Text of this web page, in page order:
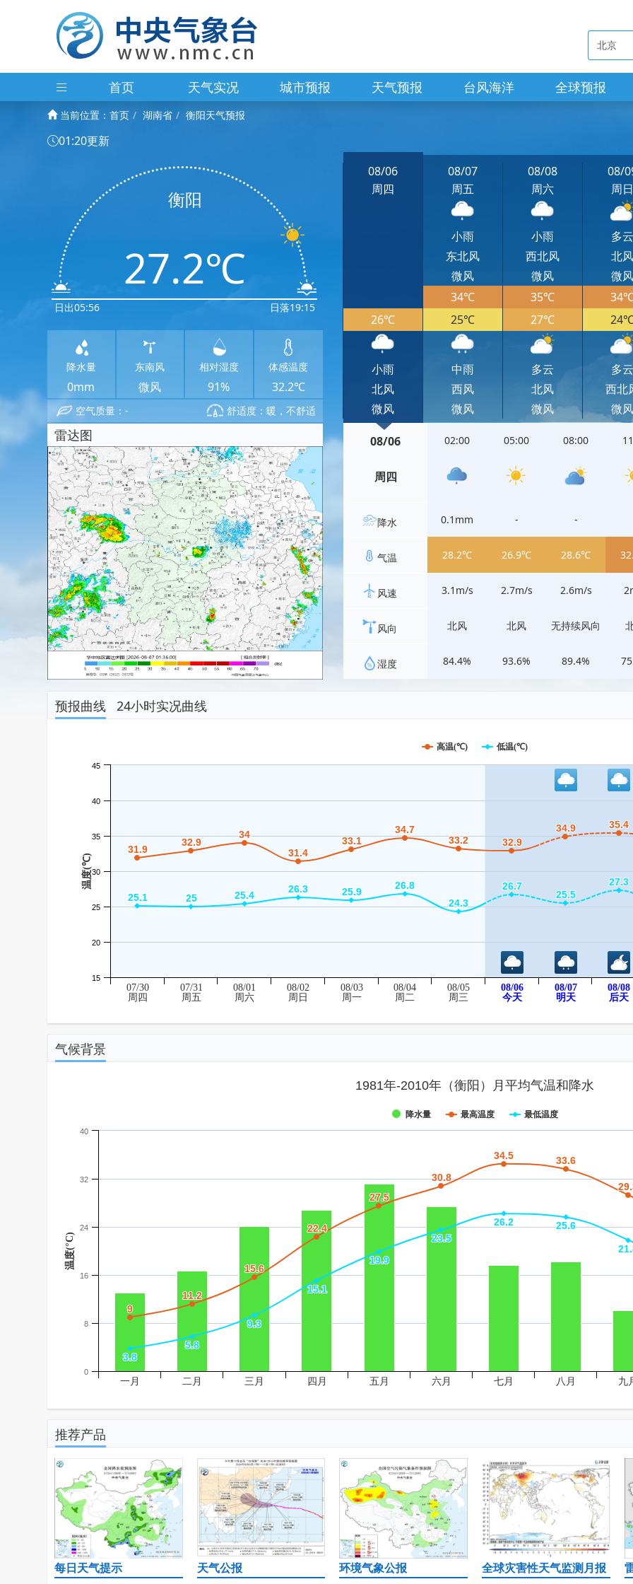
首页 天气实况 城市预报 天气预报 台风海洋 全球预报
当前位置： 首页 湖南省 衡阳天气预报
01:20更新
日出05:56
衡阳
27.2℃
日落19:15
降水量
0mm
东南风
微风
相对湿度
91%
体感温度
32.2℃
空气质量：- 舒适度：暖，不舒适
雷达图
08/06
周四
26℃
小雨
北风
微风
08/07
周五
小雨
东北风
微风
34℃
25℃
中雨
西风
微风
08/08
周六
小雨
西北风
微风
35℃
27℃
多云
北风
微风
08/
周日
多云
北风
微风
多云
西北
微风
08/06
周四
降水
气温
风速
风向
湿度
02:00
0.1mm
28.2℃
3.1m/s
北风
84.4%
05:00
-
26.9℃
2.7m/s
北风
93.6%
08:00
-
28.6℃
2.6m/s
无持续风向
89.4%
预报曲线 24小时实况曲线
温度(℃)
31.9
31.9
32.9
32.9
34
34
31.4
31.4
33.1
33.1
34.7
34.7
33.2
33.2 32.9
32.9
34.9
34.9 35.4
35.4
25.1
25.1 25
25 25.4
25.4
26.3
26.3 25.9
25.9
26.8
26.8
24.3
24.3
26.7
26.7
25.5
25.5
27.3
27.3
高温(℃) 低温(℃)
15
20
25
30
35
40
45
07/30
周四
07/31
周五
08/01
周六
08/02
周日
08/03
周一
08/04
周二
08/05
周三
08/06
今天
08/07
明天
08/08
后天
气候背景
温度(°C)
1981年-2010年（衡阳）月平均气温和降水
9
9
11.2
11.2
15.6
15.6
22.4
22.4
27.5
27.5
30.8
30.8
34.5
34.5 33.6
33.6
3.8
3.8
5.8
5.8
9.3
9.3
15.1
15.1
19.9
19.9
23.5
23.5
26.2
26.2 25.6
25.6
降水量 最高温度 最低温度
一月 二月 三月 四月 五月 六月 七月 八月 九
0
8
16
24
32
40
推荐产品
每日天气提示 天气公报 环境气象公报 全球灾害性天气监测月报